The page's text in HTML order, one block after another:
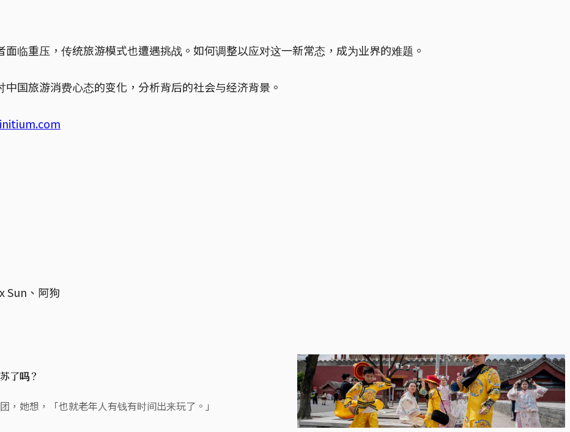
临重压，传统旅游模式也遭遇挑战。如何调整以应对这一新常态，成为业界的难题。
国旅游消费心态的变化，分析背后的社会与经济背景。
Sun、阿狗
了吗？
她想，「也就老年人有钱有时间出来玩了。」